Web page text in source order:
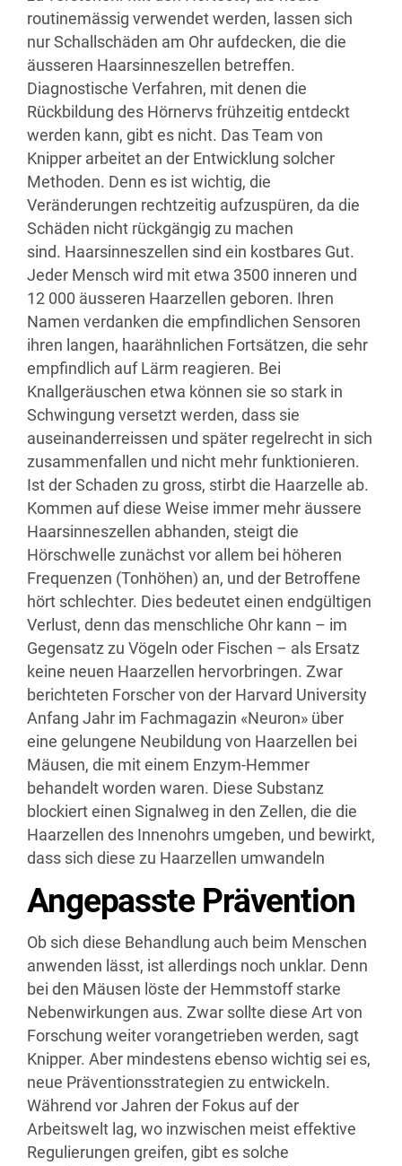
routinemässig verwendet werden, lassen sich
nur Schallschäden am Ohr aufdecken, die die
äusseren Haarsinneszellen betreffen.
Diagnostische Verfahren, mit denen die
Rückbildung des Hörnervs frühzeitig entdeckt
werden kann, gibt es nicht. Das Team von
Knipper arbeitet an der Entwicklung solcher
Methoden. Denn es ist wichtig, die
Veränderungen rechtzeitig aufzuspüren, da die
Schäden nicht rückgängig zu machen
sind. Haarsinneszellen sind ein kostbares Gut.
Jeder Mensch wird mit etwa 3500 inneren und
12 000 äusseren Haarzellen geboren. Ihren
Namen verdanken die empfindlichen Sensoren
ihren langen, haarähnlichen Fortsätzen, die sehr
empfindlich auf Lärm reagieren. Bei
Knallgeräuschen etwa können sie so stark in
Schwingung versetzt werden, dass sie
auseinanderreissen und später regelrecht in sich
zusammenfallen und nicht mehr funktionieren.
Ist der Schaden zu gross, stirbt die Haarzelle ab.
Kommen auf diese Weise immer mehr äussere
Haarsinneszellen abhanden, steigt die
Hörschwelle zunächst vor allem bei höheren
Frequenzen (Tonhöhen) an, und der Betroffene
hört schlechter. Dies bedeutet einen endgültigen
Verlust, denn das menschliche Ohr kann – im
Gegensatz zu Vögeln oder Fischen – als Ersatz
keine neuen Haarzellen hervorbringen. Zwar
berichteten Forscher von der Harvard University
Anfang Jahr im Fachmagazin «Neuron» über
eine gelungene Neubildung von Haarzellen bei
Mäusen, die mit einem Enzym-Hemmer
behandelt worden waren. Diese Substanz
blockiert einen Signalweg in den Zellen, die die
Haarzellen des Innenohrs umgeben, und bewirkt,
dass sich diese zu Haarzellen umwandeln
Angepasste Prävention
Ob sich diese Behandlung auch beim Menschen
anwenden lässt, ist allerdings noch unklar. Denn
bei den Mäusen löste der Hemmstoff starke
Nebenwirkungen aus. Zwar sollte diese Art von
Forschung weiter vorangetrieben werden, sagt
Knipper. Aber mindestens ebenso wichtig sei es,
neue Präventionsstrategien zu entwickeln.
Während vor Jahren der Fokus auf der
Arbeitswelt lag, wo inzwischen meist effektive
Regulierungen greifen, gibt es solche